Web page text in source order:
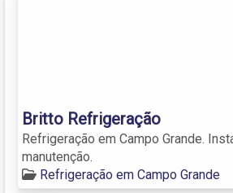
Britto Refrigeração
Refrigeração em Campo Grande.
manutenção.
Refrigeração em Campo Grande